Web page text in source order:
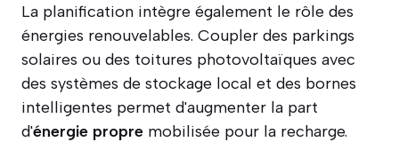
La planification intègre également le rôle des
énergies renouvelables. Coupler des parkings
solaires ou des toitures photovoltaïques avec
des systèmes de stockage local et des bornes
intelligentes permet d'augmenter la part
d'énergie propre mobilisée pour la recharge.